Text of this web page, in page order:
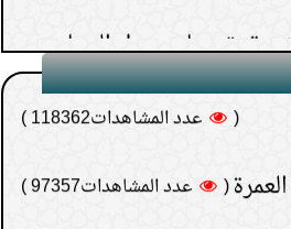
( عدد المشاهدات118362 )
( عدد المشاهدات97357 )
يعلمون ما يدور في نفس